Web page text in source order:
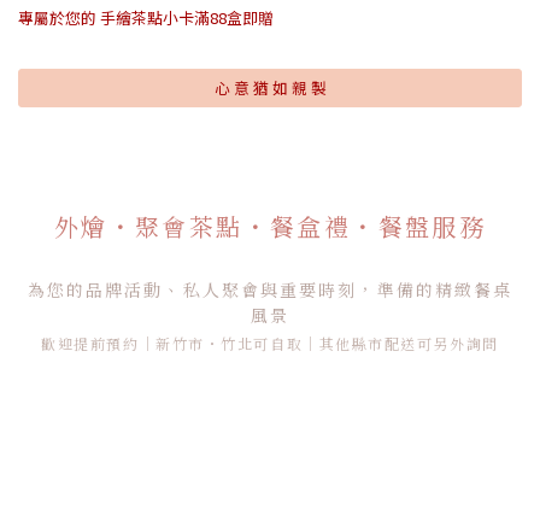
專屬於您的 手繪茶點小卡滿88盒即贈
心 意 猶 如 親 製
外燴・聚會茶點・餐盒禮・餐盤服務
為您的品牌活動、私人聚會與重要時刻，準備的精緻餐桌
風景
歡迎提前預約｜新竹市・竹北可自取｜其他縣市配送可另外詢問